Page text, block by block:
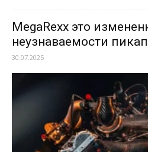
MegaRexx это
неузнаваемости
30.07.2025